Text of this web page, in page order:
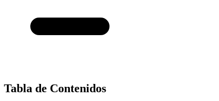
Tabla de Contenidos